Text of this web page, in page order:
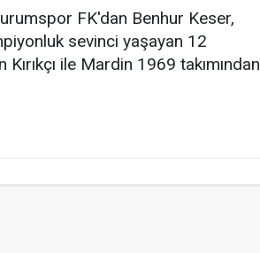
FK'dan Benhur Keser,
sevinci yaşayan 12
ile Mardin 1969 takımından